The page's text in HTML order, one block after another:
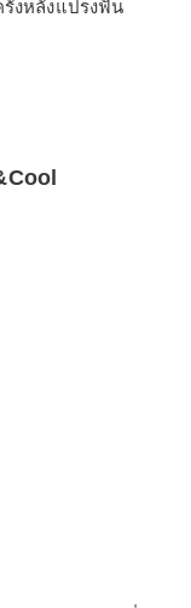
งหลังแปรงฟัน